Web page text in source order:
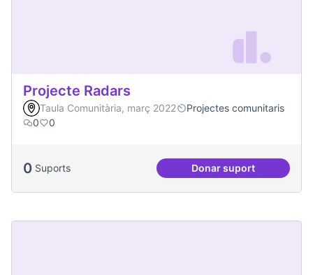
Projecte Radars
Taula Comunitària, març 2022
Projectes comunitaris
0
0
0 Suports Donar suportProjecte Radars